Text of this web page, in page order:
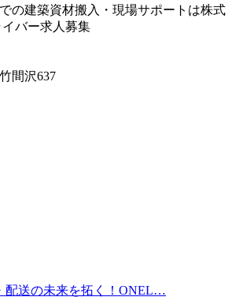
の建築資材搬入・現場サポートは株式
バー求人募集
間沢637
配送の未来を拓く！ONEL…